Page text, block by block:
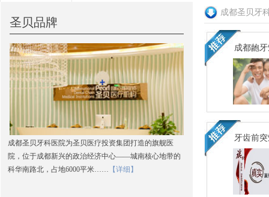
更多项目
成都圣贝牙
成都龅
牙齿前
圣贝品牌
成都圣贝牙科医院为圣贝医疗投资集团打造的旗舰医
院，位于成都新兴的政治经济中心——城南核心地带的
科华南路北，占地6000平米…… 【详细】